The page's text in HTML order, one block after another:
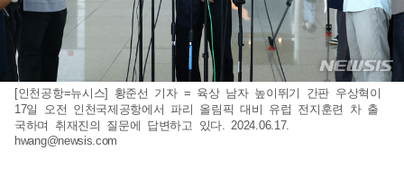
[인천공항=뉴시스] 황준선 기자 = 육상 남자 높이뛰기 간판 우상혁이
17일 오전 인천국제공항에서 파리 올림픽 대비 유럽 전지훈련 차 출
국하며 취재진의 질문에 답변하고 있다. 2024.06.17.
hwang@newsis.com